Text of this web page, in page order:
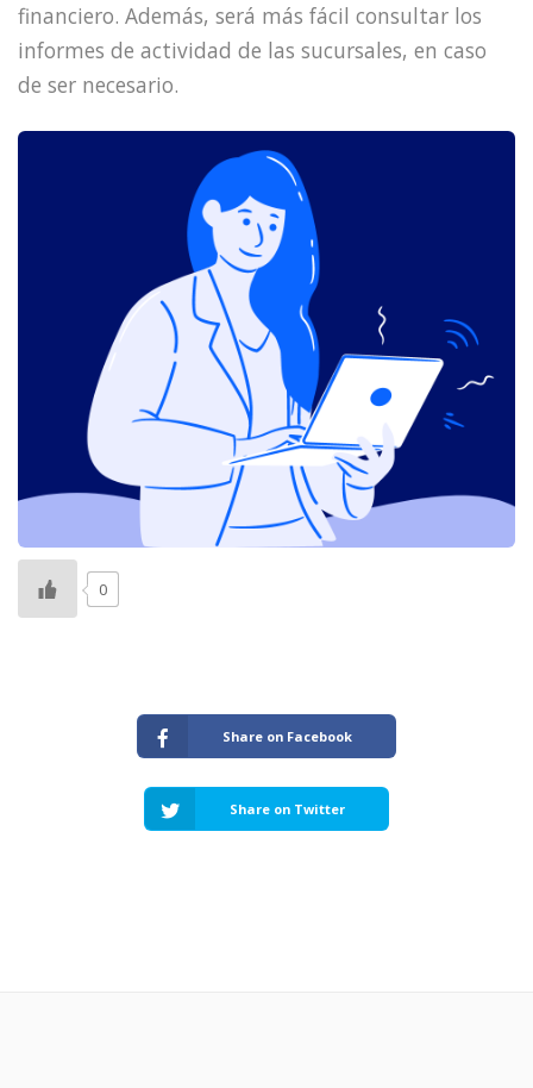
financiero. Además, será más fácil consultar los
informes de actividad de las sucursales, en caso
de ser necesario.
0
Share on Facebook
Share on Twitter